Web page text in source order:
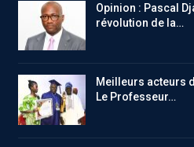
Opinion : Pascal
révolution de la…
Meilleurs acteurs
Le Professeur…